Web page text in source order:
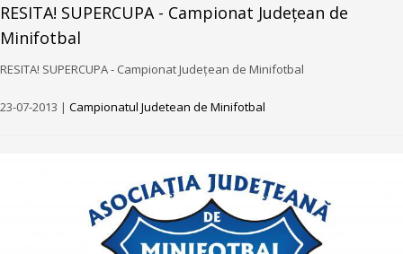
RESITA! SUPERCUPA - Campionat Județean de
Minifotbal
RESITA! SUPERCUPA - Campionat Județean de Minifotbal
23-07-2013 | Campionatul Judetean de Minifotbal